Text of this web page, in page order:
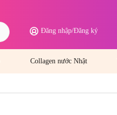
Đăng nhập/Đăng ký
Collagen nước Nhật